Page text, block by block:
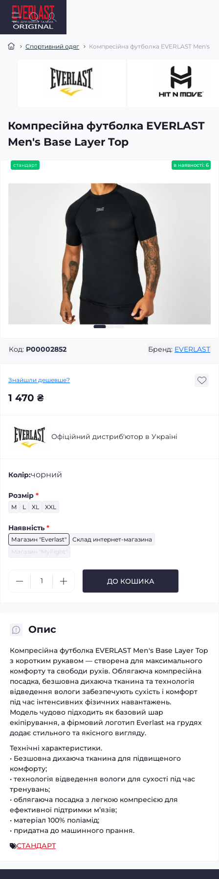
Спортивний одяг Компресійна футболка EVERLAST Men's
Компресійна футболка EVERLAST
Men's Base Layer Top
стандарт в наявності: 6
Код: P00002852 Бренд: EVERLAST
Знайшли дешевше?
1 470 ₴
Офіційний дистриб'ютор в Україні
Колір:чорний
Розмір *
M L XL XXL
Наявність *
Магазин "Everlast"
Склад интернет-магазина
Магазин "MyFight"
ДО КОШИКА
Опис
Компресійна футболка EVERLAST Men's Base Layer Top
з коротким рукавом — створена для максимального
комфорту та свободи рухів. Облягаюча компресійна
посадка, безшовна дихаюча тканина та технологія
відведення вологи забезпечують сухість і комфорт
під час інтенсивних фізичних навантажень.
Модель чудово підходить як базовий шар
екіпірування, а фірмовий логотип Everlast на грудях
додає стильного та якісного вигляду.
Технічні характеристики.
• Безшовна дихаюча тканина для підвищеного
комфорту;
• технологія відведення вологи для сухості під час
тренувань;
• облягаюча посадка з легкою компресією для
ефективної підтримки м’язів;
• матеріал 100% поліамід;
• придатна до машинного прання.
СТАНДАРТ